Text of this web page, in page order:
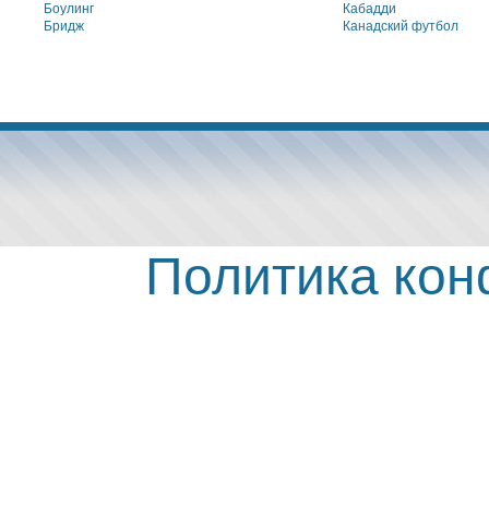
Боулинг
Бридж
Кабадди
Канадский футбол
Политика